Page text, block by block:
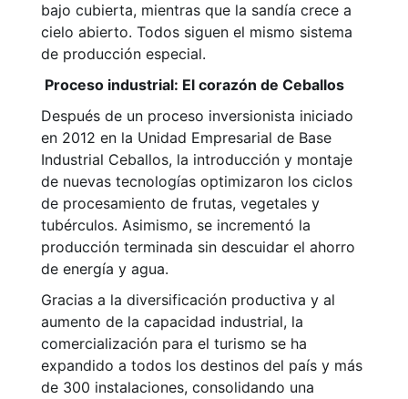
bajo cubierta, mientras que la sandía crece a
cielo abierto. Todos siguen el mismo sistema
de producción especial.
Proceso industrial: El corazón de Ceballos
Después de un proceso inversionista iniciado
en 2012 en la Unidad Empresarial de Base
Industrial Ceballos, la introducción y montaje
de nuevas tecnologías optimizaron los ciclos
de procesamiento de frutas, vegetales y
tubérculos. Asimismo, se incrementó la
producción terminada sin descuidar el ahorro
de energía y agua.
Gracias a la diversificación productiva y al
aumento de la capacidad industrial, la
comercialización para el turismo se ha
expandido a todos los destinos del país y más
de 300 instalaciones, consolidando una